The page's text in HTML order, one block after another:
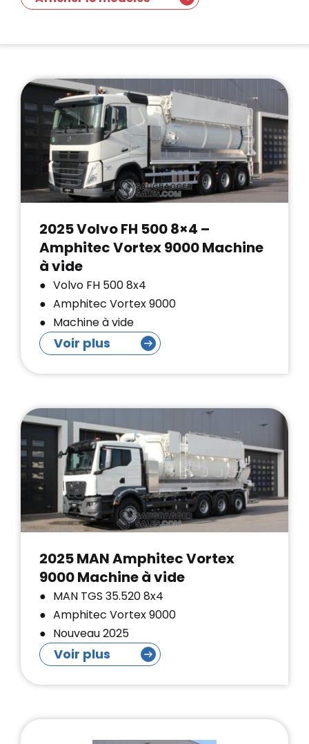
2025 Volvo FH 500 8×4 –
Amphitec Vortex 9000 Machine
à vide
Volvo FH 500 8x4
Amphitec Vortex 9000
Machine à vide
Voir plus
2025 MAN Amphitec Vortex
9000 Machine à vide
MAN TGS 35.520 8x4
Amphitec Vortex 9000
Nouveau 2025
Voir plus